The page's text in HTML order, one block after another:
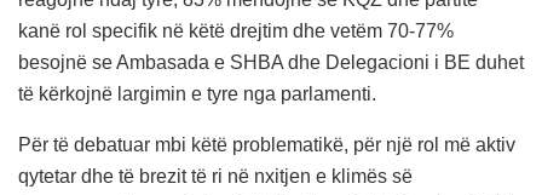
kanë rol specifik në këtë drejtim dhe vetëm 70-77%
besojnë se Ambasada e SHBA dhe Delegacioni i BE duhet
të kërkojnë largimin e tyre nga parlamenti.
Për të debatuar mbi këtë problematikë, për një rol më aktiv
qytetar dhe të brezit të ri në nxitjen e klimës së